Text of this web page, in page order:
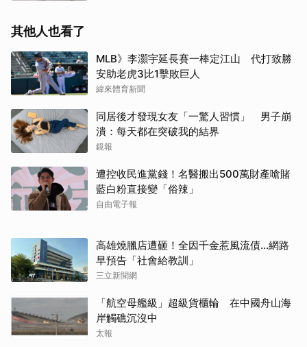
其他人也看了
MLB》李灝宇延長賽一棒定江山 代打致勝
安助老虎3比1擊敗巨人
緯來體育新聞
同居後才發現女友「一驚人習慣」 男子崩
潰：每天都在突破我的結界
鏡報
遭控收民進黨錢！名醫搬出500萬財產嗆賭
藍白粉直接變「俗辣」
自由電子報
高雄燒臘店遭砸！全因千金惹風流債…網路
早預告「社會給教訓」
三立新聞網
「航空母艦級」超級貨櫃輪 在中國舟山海
岸觸礁沉沒中
太報